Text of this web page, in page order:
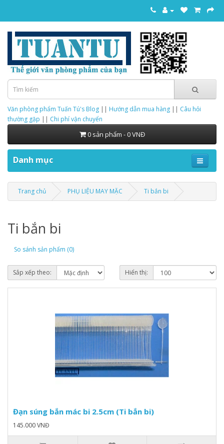
Văn phòng phẩm Tuấn Tú's Blog || Hướng dẫn mua hàng || Câu hỏi
thường gặp || Chi phí vận chuyển
0 sản phẩm - 0 VNĐ
Danh mục
Trang chủ PHỤ LIỆU MAY MẶC Ti bắn bi
Ti bắn bi
So sánh sản phẩm (0)
Sắp xếp theo: Hiển thị:
Đạn súng bắn mác bi 2.5cm (Ti bắn bi)
145.000 VNĐ